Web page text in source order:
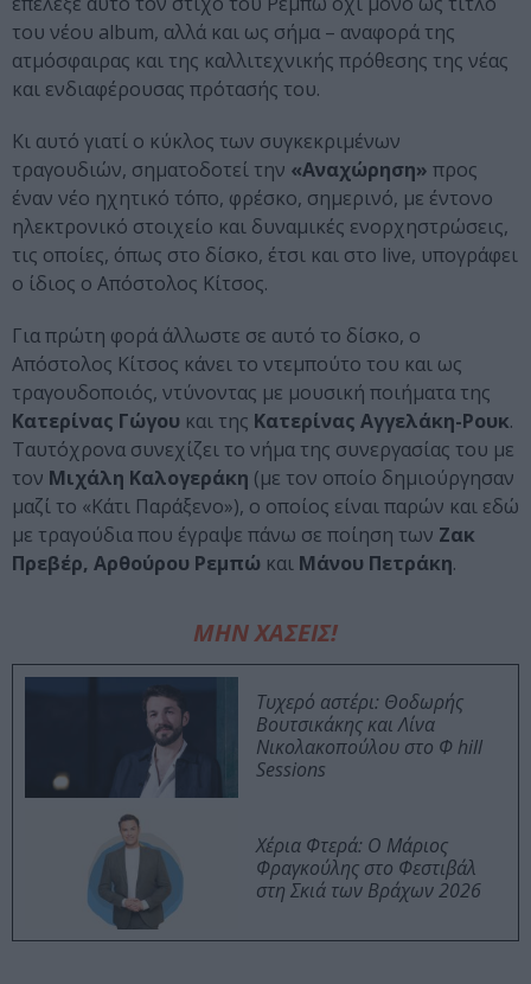
του νέου album, αλλά και ως σήμα – αναφορά της
ατμόσφαιρας και της καλλιτεχνικής πρόθεσης της νέας
και ενδιαφέρουσας πρότασής του.
Κι αυτό γιατί ο κύκλος των συγκεκριμένων
τραγουδιών, σηματοδοτεί την «Αναχώρηση» προς
έναν νέο ηχητικό τόπο, φρέσκο, σημερινό, με έντονο
ηλεκτρονικό στοιχείο και δυναμικές ενορχηστρώσεις,
τις οποίες, όπως στο δίσκο, έτσι και στο live, υπογράφει
ο ίδιος ο Απόστολος Κίτσος.
Για πρώτη φορά άλλωστε σε αυτό το δίσκο, ο
Απόστολος Κίτσος κάνει το ντεμπούτο του και ως
τραγουδοποιός, ντύνοντας με μουσική ποιήματα της
Κατερίνας Γώγου και της Κατερίνας Αγγελάκη-Ρουκ.
Ταυτόχρονα συνεχίζει το νήμα της συνεργασίας του με
τον Μιχάλη Καλογεράκη (με τον οποίο δημιούργησαν
μαζί το «Κάτι Παράξενο»), ο οποίος είναι παρών και εδώ
με τραγούδια που έγραψε πάνω σε ποίηση των Ζακ
Πρεβέρ, Αρθούρου Ρεμπώ και Μάνου Πετράκη.
ΜΗΝ ΧΑΣΕΙΣ!
Τυχερό αστέρι: Θοδωρής
Βουτσικάκης και Λίνα
Νικολακοπούλου στο Φ hill
Sessions
Χέρια Φτερά: Ο Μάριος
Φραγκούλης στο Φεστιβάλ
στη Σκιά των Βράχων 2026